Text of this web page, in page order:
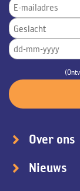
Over ons
Nieuws